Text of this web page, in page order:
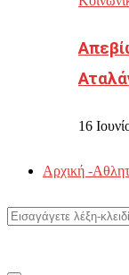
16
Αρχική -
Search